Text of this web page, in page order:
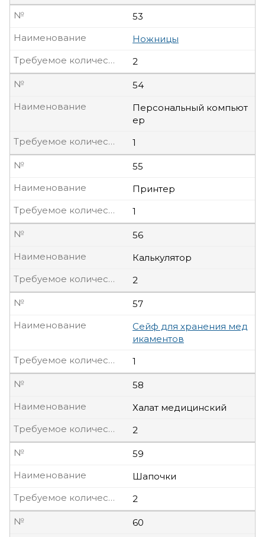
53
№
Ножницы
Наименование
2
Требуемое количество, шт
54
№
Персональный компьют
ер
Наименование
1
Требуемое количество, шт
55
№
Принтер
Наименование
1
Требуемое количество, шт
56
№
Калькулятор
Наименование
2
Требуемое количество, шт
57
№
Сейф для хранения мед
икаментов
Наименование
1
Требуемое количество, шт
58
№
Халат медицинский
Наименование
2
Требуемое количество, шт
59
№
Шапочки
Наименование
2
Требуемое количество, шт
60
№